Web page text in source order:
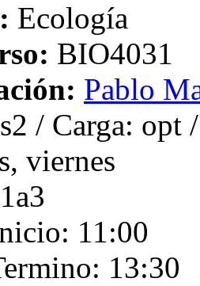
Ecología
BIO4031
Pablo
/ Carga: opt
viernes
11:00
13:30